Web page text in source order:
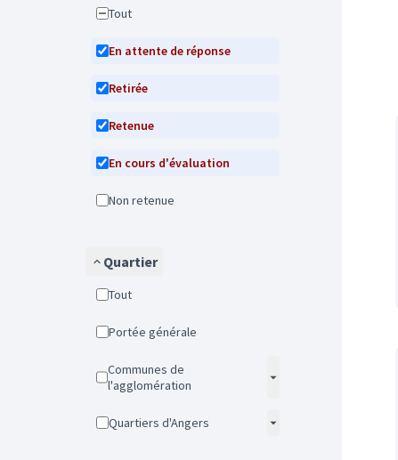
Tout
En attente de réponse
Retirée
Retenue
En cours d'évaluation
Non retenue
Quartier
Tout
Portée générale
Communes de
l'agglomération
Quartiers d'Angers